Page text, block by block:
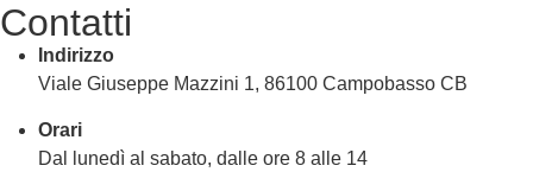
Contatti
Indirizzo
Viale Giuseppe Mazzini 1, 86100 Campobasso CB
Orari
Dal lunedì al sabato, dalle ore 8 alle 14